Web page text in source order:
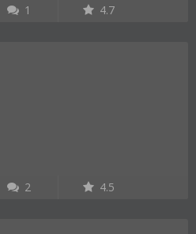
1 4.7
2 4.5